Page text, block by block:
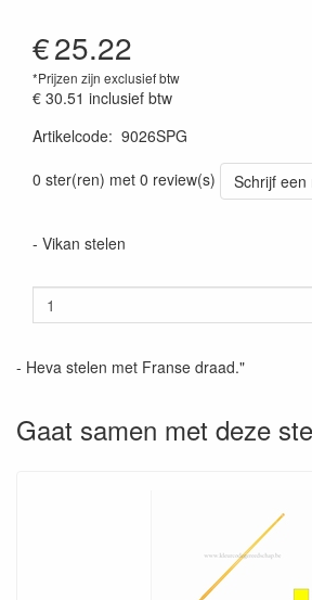
€25.22
*Prijzen zijn exclusief btw
€ 30.51 inclusief btw
Artikelcode: 9026SPG
0 ster(ren) met 0 review(s)
Schrijf een
- Vikan stelen
- Heva stelen met Franse draad."
Gaat samen met deze